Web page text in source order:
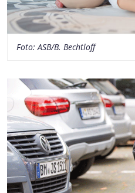
Foto: ASB/B. Bechtloff